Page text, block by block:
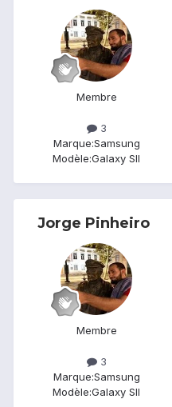
Membre
3
Marque:Samsung
Modèle:Galaxy SII
Jorge Pinheiro
Membre
3
Marque:Samsung
Modèle:Galaxy SII